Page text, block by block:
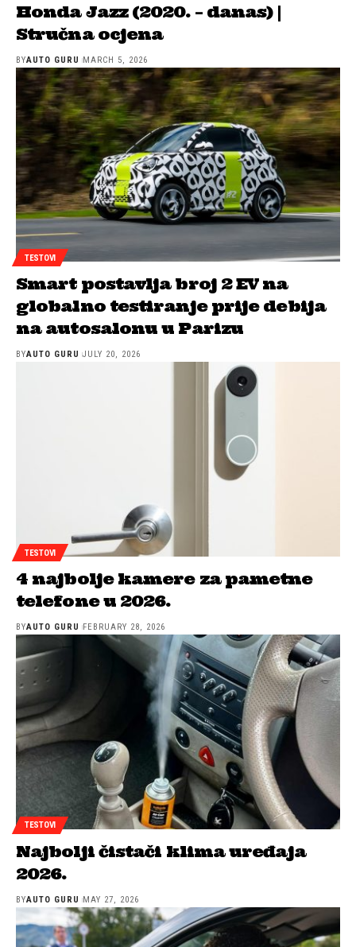
Honda Jazz (2020. – danas) |
Stručna ocjena
BYAUTO GURU MARCH 5, 2026
TESTOVI
Smart postavlja broj 2 EV na
globalno testiranje prije debija
na autosalonu u Parizu
BYAUTO GURU JULY 20, 2026
TESTOVI
4 najbolje kamere za pametne
telefone u 2026.
BYAUTO GURU FEBRUARY 28, 2026
TESTOVI
Najbolji čistači klima uređaja
2026.
BYAUTO GURU MAY 27, 2026